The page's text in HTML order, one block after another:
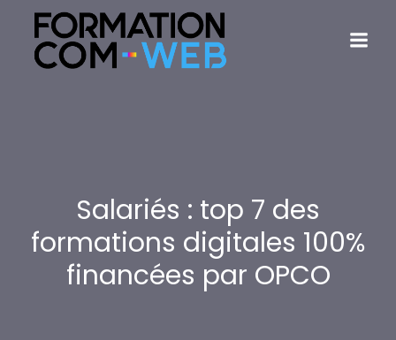
Salariés : top 7 des
formations digitales 100%
financées par OPCO